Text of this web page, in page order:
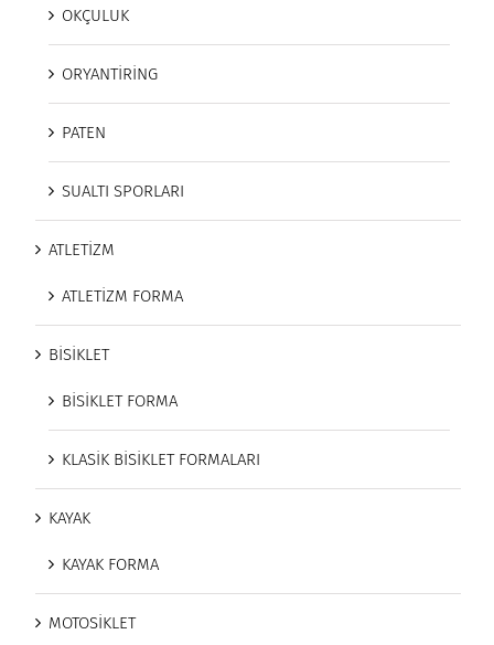
OKÇULUK
ORYANTİRİNG
PATEN
SUALTI SPORLARI
ATLETİZM
ATLETİZM FORMA
BİSİKLET
BİSİKLET FORMA
KLASİK BİSİKLET FORMALARI
KAYAK
KAYAK FORMA
MOTOSİKLET